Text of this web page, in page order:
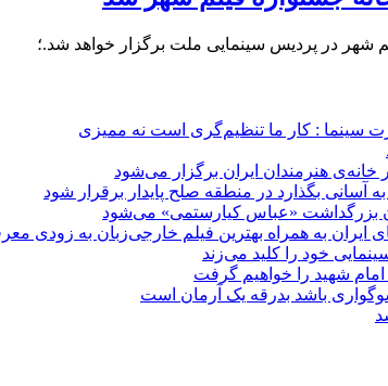
شهر در پردیس سینمایی ملت برگزار خواهد شد.؛
سینما : کار ما تنظیم‌گری است نه ممیزی
خانه‌ی هنرمندان ایران برگزار می‌شود
آسانی بگذارد در منطقه صلح پایدار برقرار شود
بزرگداشت «عباس کیارستمی» می‌شود
به همراه بهترین فیلم خارجی‌زبان به زودی
خود را کلید می‌زند
شهید را خواهیم گرفت
سوگواری باشد بدرقه یک آرمان است